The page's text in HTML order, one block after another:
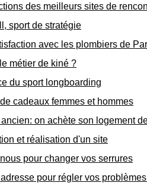
des meilleurs sites de
sport de stratégie
avec les plombiers de
métier de kiné ?
du sport longboarding
cadeaux femmes et hommes
ancien: on achète son logement
et réalisation d'un site
pour changer vos serrures
pour régler vos